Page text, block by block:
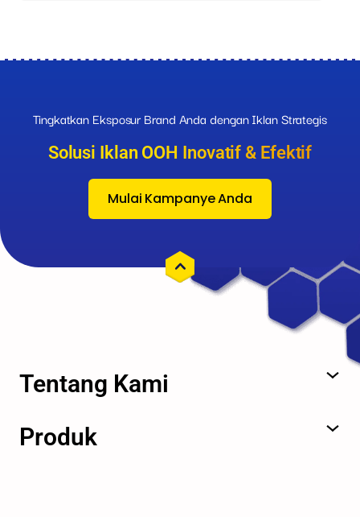
Tingkatkan Eksposur Brand Anda dengan Iklan Strategis
Solusi Iklan OOH Inovatif & Efektif
Mulai Kampanye Anda
Tentang Kami
Produk